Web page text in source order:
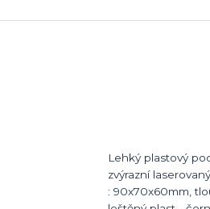
Lehký plastový
zvýrazní
: 90x70x60mm,